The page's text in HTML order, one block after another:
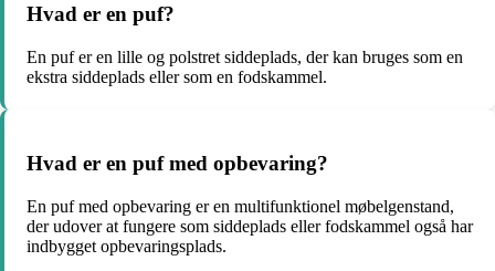
Hvad er en puf?
En puf er en lille og polstret siddeplads, der kan bruges som en
ekstra siddeplads eller som en fodskammel.
Hvad er en puf med opbevaring?
En puf med opbevaring er en multifunktionel møbelgenstand,
der udover at fungere som siddeplads eller fodskammel også har
indbygget opbevaringsplads.